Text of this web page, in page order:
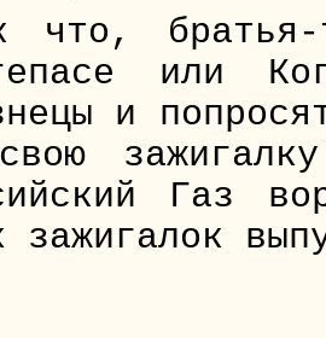
что,
или
и
Газ
зажигалок